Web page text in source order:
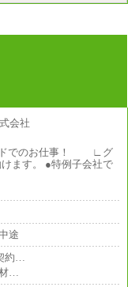
ドでのお仕事！ ∟グ
ます。 ●特例子会社で
途
約…
…